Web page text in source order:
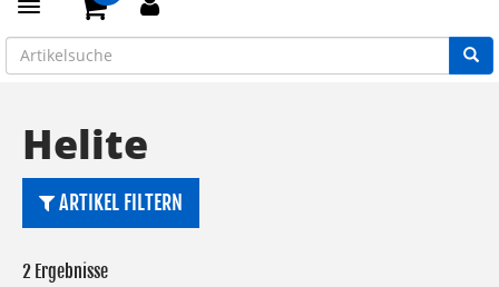
Toggle navigation
Helite
ARTIKEL FILTERN
2 Ergebnisse